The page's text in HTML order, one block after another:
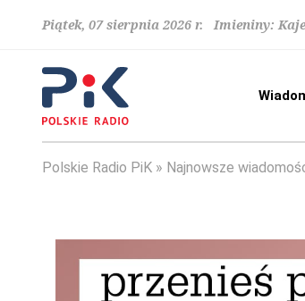
Piątek, 07 sierpnia 2026 r. Imieniny:
Polskie Radio PiK Najnowsze